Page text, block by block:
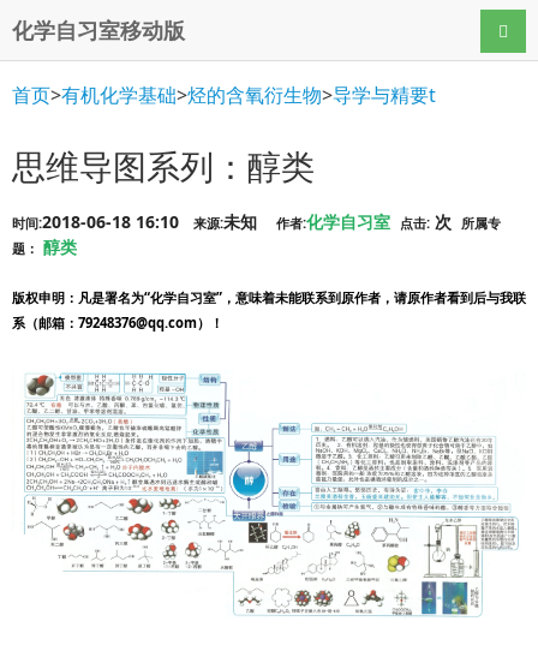
化学自习室移动版 导航
首页>有机化学基础>烃的含氧衍生物>导学与精要t
思维导图系列：醇类
时间:2018-06-18 16:10 来源:未知 作者:化学自习室 点击: 次
所属专
题： 醇类
版权申明 ：凡是署名为“化学自习室”，意味着未能联系到原作者，请原作者看到后与我联
系（邮箱：79248376@qq.com）！